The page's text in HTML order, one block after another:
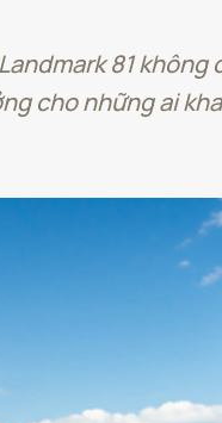
81
cho những ai